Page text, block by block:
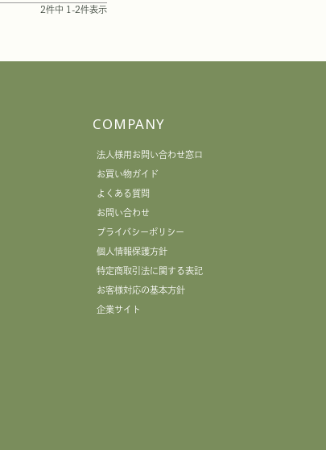
2件中 1 -2件表示
COMPANY
法人様用お問い合わせ窓口
お買い物ガイド
よくある質問
お問い合わせ
プライバシーポリシー
個人情報保護方針
特定商取引法に関する表記
お客様対応の基本方針
企業サイト